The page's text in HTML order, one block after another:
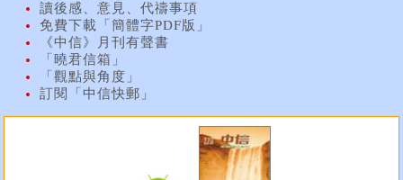
讀後感、意見、代禱事項
免費下載「簡體字PDF版」
《中信》月刊有聲書
「曉君信箱」
「觀點與角度」
訂閱「中信快郵」